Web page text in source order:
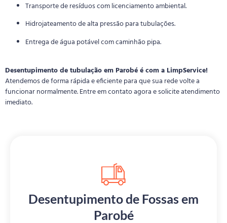
Transporte de resíduos com licenciamento ambiental.
Hidrojateamento de alta pressão para tubulações.
Entrega de água potável com caminhão pipa.
Desentupimento de tubulação em Parobé é com a LimpService!
Atendemos de forma rápida e eficiente para que sua rede volte a
funcionar normalmente. Entre em contato agora e solicite atendimento
imediato.
Desentupimento de Fossas em
Parobé